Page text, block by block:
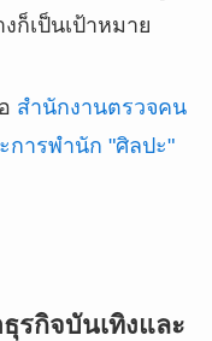
ก็เป็นเป้าหมาย
สำนักงานตรวจคน
การพำนัก "ศิลปะ"
รกิจบันเทิงและ